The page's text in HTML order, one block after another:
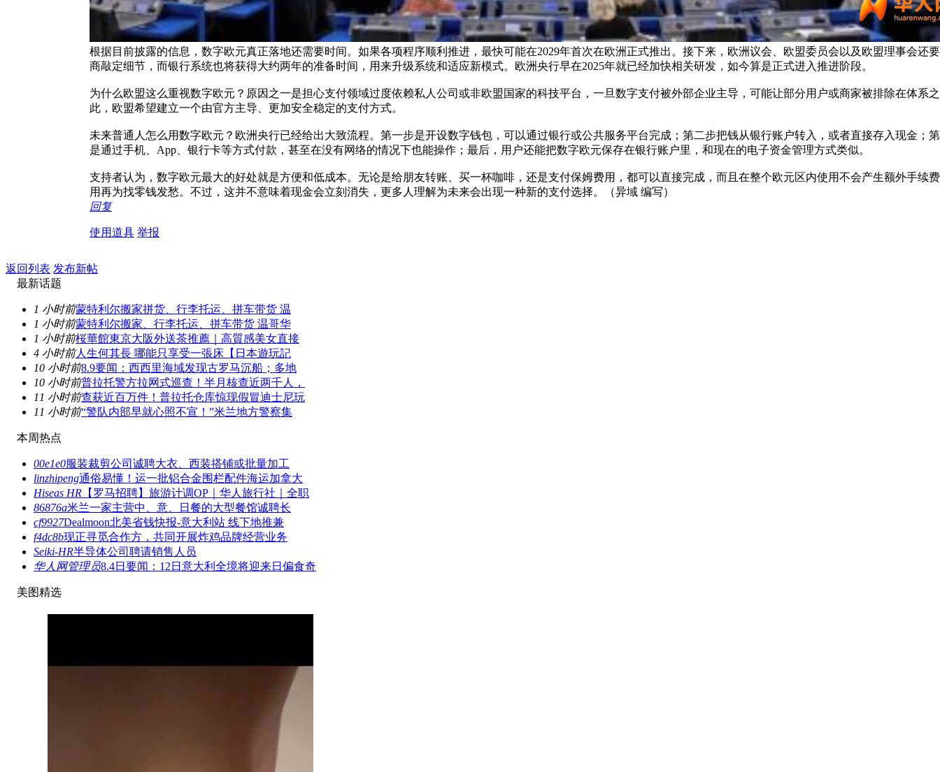
根据目前披露的信息，数字欧元真正落地还需要时间。如果各项程序顺利推进，最快可能在2029年首次在欧洲正式推出。接下来，欧洲议会、欧盟委员会以及欧盟理事会还
商敲定细节，而银行系统也将获得大约两年的准备时间，用来升级系统和适应新模式。欧洲央行早在2025年就已经加快相关研发，如今算是正式进入推进阶段。
为什么欧盟这么重视数字欧元？原因之一是担心支付领域过度依赖私人公司或非欧盟国家的科技平台，一旦数字支付被外部企业主导，可能让部分用户或商家被排除在体系
此，欧盟希望建立一个由官方主导、更加安全稳定的支付方式。
未来普通人怎么用数字欧元？欧洲央行已经给出大致流程。第一步是开设数字钱包，可以通过银行或公共服务平台完成；第二步把钱从银行账户转入，或者直接存入现金；
是通过手机、App、银行卡等方式付款，甚至在没有网络的情况下也能操作；最后，用户还能把数字欧元保存在银行账户里，和现在的电子资金管理方式类似。
支持者认为，数字欧元最大的好处就是方便和低成本。无论是给朋友转账、买一杯咖啡，还是支付保姆费用，都可以直接完成，而且在整个欧元区内使用不会产生额外手续
用再为找零钱发愁。不过，这并不意味着现金会立刻消失，更多人理解为未来会出现一种新的支付选择。（异域 编写）
回复
使用道具 举报
返回列表 发布新帖
最新话题
1 小时前蒙特利尔搬家拼货、行李托运、拼车带货 温
1 小时前蒙特利尔搬家、行李托运、拼车带货 温哥华
1 小时前桜華館東京大阪外送茶推薦｜高質感美女直接
4 小时前人生何其長 哪能只享受一張床【日本遊玩記
10 小时前8.9要闻：西西里海域发现古罗马沉船；多地
10 小时前普拉托警方拉网式巡查！半月核查近两千人，
11 小时前查获近百万件！普拉托仓库惊现假冒迪士尼玩
11 小时前“警队内部早就心照不宣！”米兰地方警察集
本周热点
00e1e0服装裁剪公司诚聘大衣、西装搭铺或批量加工
linzhipeng通俗易懂！运一批铝合金围栏配件海运加拿大
Hiseas HR 【罗马招聘】旅游计调OP｜华人旅行社｜全职
86876a米兰一家主营中、意、日餐的大型餐馆诚聘长
cf9927Dealmoon北美省钱快报-意大利站 线下地推兼
f4dc8b现正寻觅合作方，共同开展炸鸡品牌经营业务
Seiki-HR半导体公司聘请销售人员
华人网管理员8.4日要闻：12日意大利全境将迎来日偏食奇
美图精选